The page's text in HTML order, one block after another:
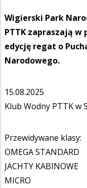
Wigierski Park
PTTK zapraszają w
edycję regat o
Narodowego.
15.08.2025
Klub Wodny PTTK w
Przewidywane klasy:
OMEGA STANDARD
JACHTY KABINOWE
MICRO